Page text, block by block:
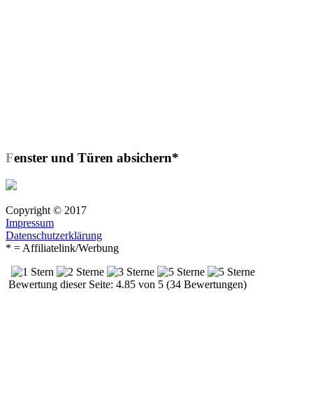
Fenster und Türen absichern*
Copyright © 2017
Impressum
Datenschutzerklärung
* = Affiliatelink/Werbung
Bewertung dieser Seite: 4.85 von 5 (34 Bewertungen)